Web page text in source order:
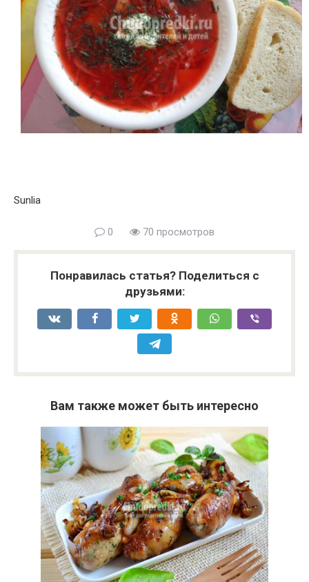
Sunlia
0 70 просмотров
Понравилась статья? Поделиться с
друзьями:
Вам также может быть интересно